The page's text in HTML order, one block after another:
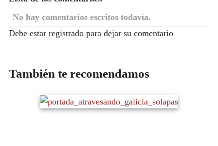
No hay comentarios escritos todavía.
Debe estar registrado para dejar su comentario
También te recomendamos